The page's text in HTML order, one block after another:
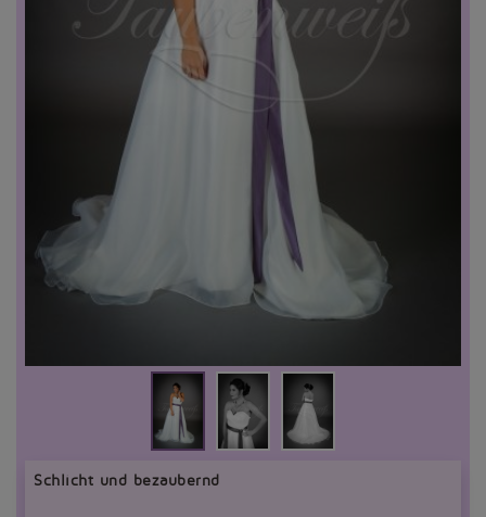
Schlicht und bezaubernd